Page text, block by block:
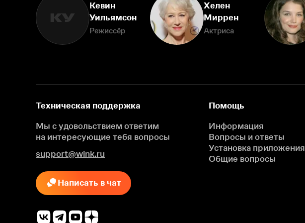
КУ
Кевин
Уильямсон
Режиссёр
Хелен
Миррен
Актриса
Техническая поддержка
Мы с удовольствием ответим
на интересующие тебя вопросы
support@wink.ru
Написать в чат
Помощь
Информация
Вопросы и ответы
Установка приложения
Общие вопросы